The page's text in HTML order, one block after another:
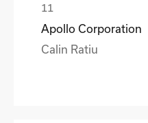
Apollo Corporation
Calin Ratiu